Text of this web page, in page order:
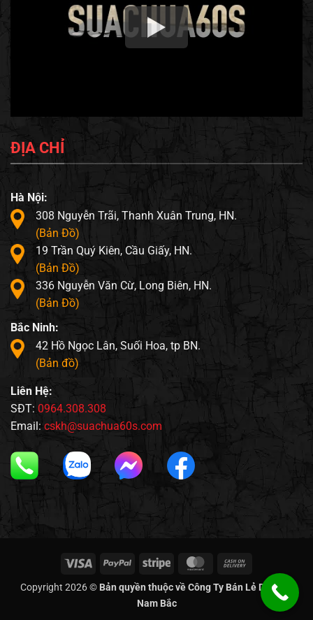
ĐỊA CHỈ
Hà Nội:
308 Nguyễn Trãi, Thanh Xuân Trung, HN.
(Bản Đồ)
19 Trần Quý Kiên, Cầu Giấy, HN.
(Bản Đồ)
336 Nguyễn Văn Cừ, Long Biên, HN.
(Bản Đồ)
Bắc Ninh:
42 Hồ Ngọc Lân, Suối Hoa, tp BN.
(Bản đồ)
Liên Hệ:
SĐT: 0964.308.308
Email: cskh@suachua60s.com
Visa PayPal Stripe MasterCard
Delivery
Copyright 2026 © Bản quyền thuộc về Công Ty Bán Lẻ Di Động
Nam Bắc